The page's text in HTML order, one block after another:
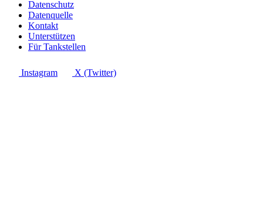
Datenschutz
Datenquelle
Kontakt
Unterstützen
Für Tankstellen
Instagram X (Twitter)